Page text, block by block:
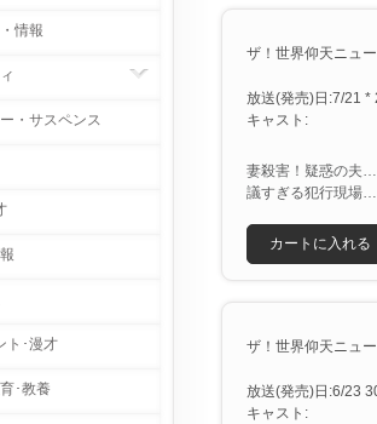
ザ！世界仰天ニュ
放送(発売)日:7/21 *
キャスト:
妻殺害！疑惑の夫
議すぎる犯行現場
カートに入れる
ザ！世界仰天ニュ
放送(発売)日:6/23
キャスト:
情報
・サスペンス
ト･漫才
･教養